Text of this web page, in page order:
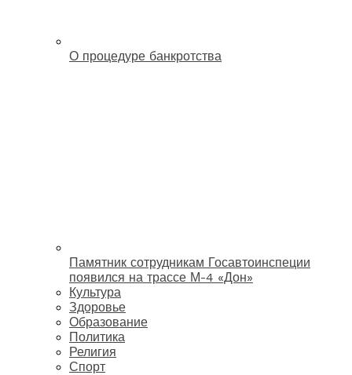
О процедуре банкротства
Памятник сотрудникам Госавтоинспеции
появился на трассе М-4 «Дон»
Культура
Здоровье
Образование
Политика
Религия
Спорт